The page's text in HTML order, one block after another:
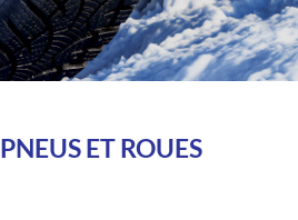
PNEUS ET ROUES